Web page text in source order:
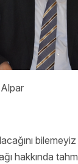
hakkında